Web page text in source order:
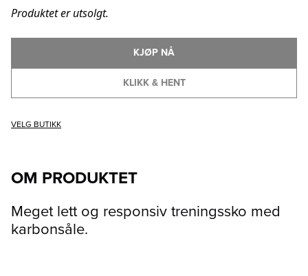
Produktet er utsolgt.
KLIKK & HENT
KJØP NÅ
VELG BUTIKK
OM PRODUKTET
Meget lett og responsiv treningssko med
karbonsåle.